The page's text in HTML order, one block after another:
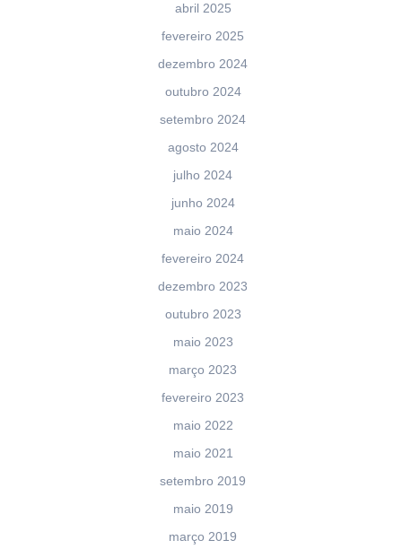
abril 2025
fevereiro 2025
dezembro 2024
outubro 2024
setembro 2024
agosto 2024
julho 2024
junho 2024
maio 2024
fevereiro 2024
dezembro 2023
outubro 2023
maio 2023
março 2023
fevereiro 2023
maio 2022
maio 2021
setembro 2019
maio 2019
março 2019